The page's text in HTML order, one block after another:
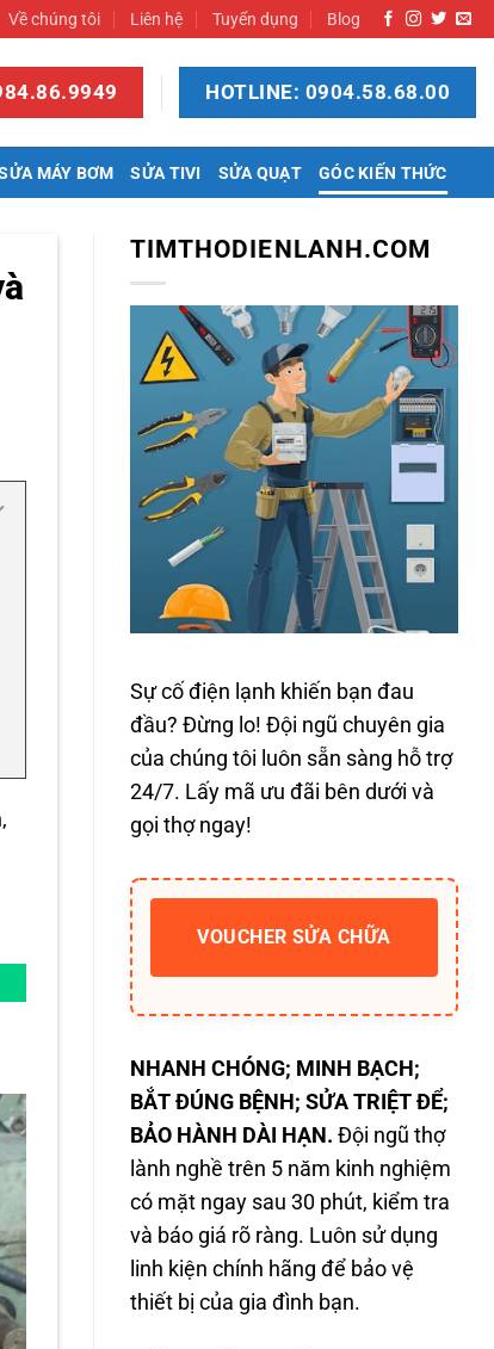
Về chúng tôi Liên hệ Tuyển dụng Blog
HOTLINE: 0904.58.68.00
MÁY BƠM SỬA TIVI SỬA QUẠT GÓC KIẾN THỨC
TIMTHODIENLANH.COM
Sự cố điện lạnh khiến bạn đau
đầu? Đừng lo! Đội ngũ chuyên gia
của chúng tôi luôn sẵn sàng hỗ trợ
24/7. Lấy mã ưu đãi bên dưới và
gọi thợ ngay!
VOUCHER SỬA CHỮA
NHANH CHÓNG; MINH BẠCH;
BẮT ĐÚNG BỆNH; SỬA TRIỆT ĐỂ;
BẢO HÀNH DÀI HẠN. Đội ngũ thợ
lành nghề trên 5 năm kinh nghiệm
có mặt ngay sau 30 phút, kiểm tra
và báo giá rõ ràng. Luôn sử dụng
linh kiện chính hãng để bảo vệ
thiết bị của gia đình bạn.